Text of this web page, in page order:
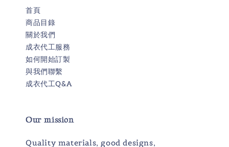
首頁
商品目錄
關於我們
成衣代工服務
如何開始訂製
與我們聯繫
成衣代工Q&A
Our mission
Quality materials, good designs,